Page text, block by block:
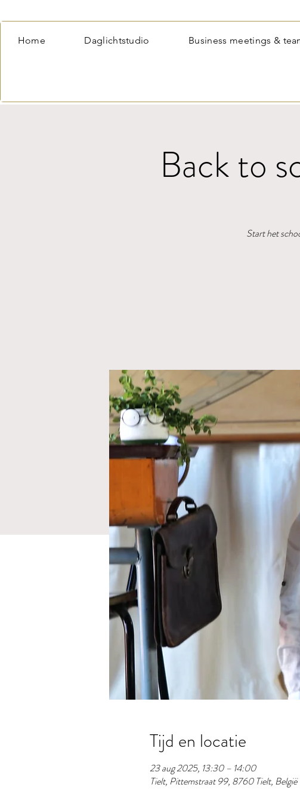
Home Daglichtstudio Business meetings &
Back to
Start het
Tijd en locatie
23 aug 2025, 13:30 – 14:00
Tielt, Pittemstraat 99, 8760 Tielt, België